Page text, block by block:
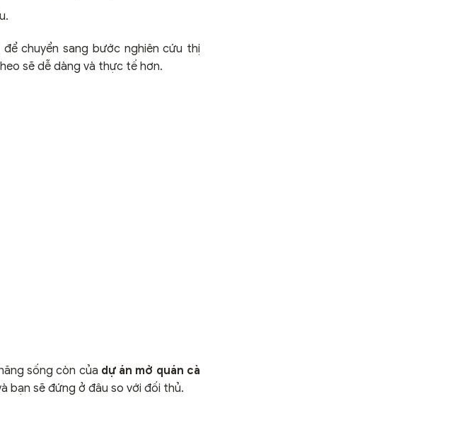
chuyển sang bước nghiên cứu thị
sẽ dễ dàng và thực tế hơn.
sống còn của dự án mở quán cà
bạn sẽ đứng ở đâu so với đối thủ.